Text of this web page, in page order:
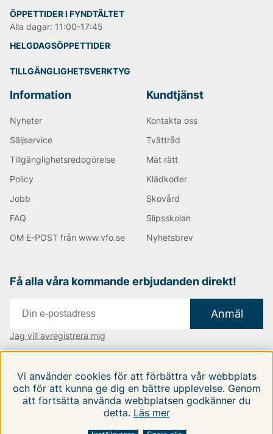
ÖPPETTIDER I FYNDTÄLTET
Alla dagar: 11:00-17:45
HELGDAGSÖPPETTIDER
TILLGÄNGLIGHETSVERKTYG
Information
Nyheter
Säljservice
Tillgänglighetsredogörelse
Policy
Jobb
FAQ
OM E-POST från www.vfo.se
Kundtjänst
Kontakta oss
Tvättråd
Mät rätt
Klädkoder
Skovård
Slipsskolan
Nyhetsbrev
Få alla våra kommande erbjudanden direkt!
Anmäl
Jag vill avregistrera mig
Följ oss på våra sociala medier
Vi använder cookies för att förbättra vår webbplats
och för att kunna ge dig en bättre upplevelse. Genom
att fortsätta använda webbplatsen godkänner du
detta. Läs mer